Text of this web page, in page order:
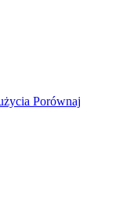
Porównaj